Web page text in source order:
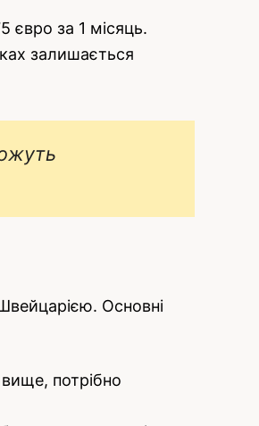
євро за 1 місяць.
залишається
Основні
потрібно